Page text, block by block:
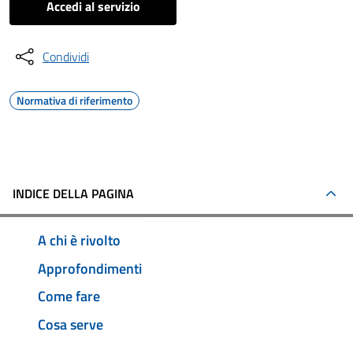
Accedi al servizio
Condividi
Normativa di riferimento
INDICE DELLA PAGINA
A chi è rivolto
Approfondimenti
Come fare
Cosa serve